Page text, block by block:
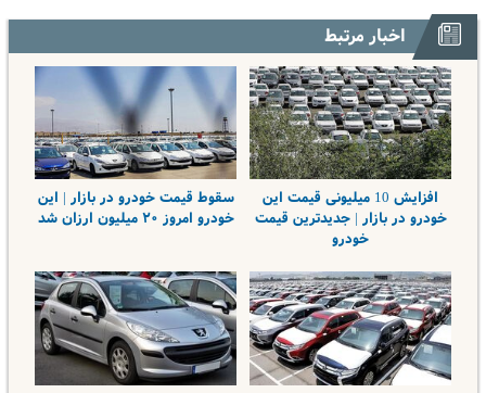
اخبار مرتبط
افزایش 10 میلیونی قیمت این
خودرو در بازار | جدیدترین قیمت
خودرو
سقوط قیمت خودرو در بازار | این
خودرو امروز ۲۰ میلیون ارزان شد